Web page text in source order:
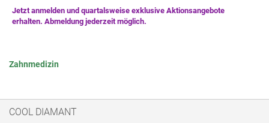
Newsletter:
Zahnmedizin
COOL DIAMANT